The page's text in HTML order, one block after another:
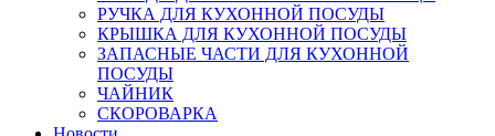
РУЧКА ДЛЯ КУХОННОЙ ПОСУДЫ
КРЫШКА ДЛЯ КУХОННОЙ ПОСУДЫ
ЗАПАСНЫЕ ЧАСТИ ДЛЯ КУХОННОЙ
ПОСУДЫ
ЧАЙНИК
СКОРОВАРКА